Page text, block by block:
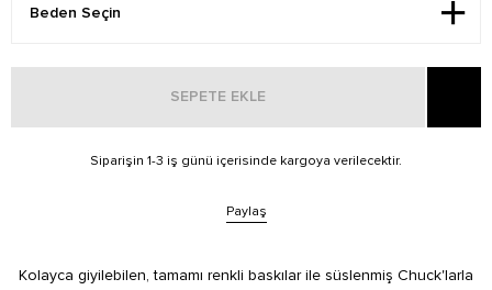
SEPETE EKLE
Siparişin 1-3 iş günü içerisinde kargoya verilecektir.
Paylaş
Kolayca giyilebilen, tamamı renkli baskılar ile süslenmiş Chuck'larla